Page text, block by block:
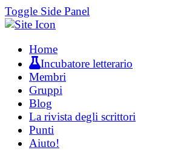
Toggle Side Panel
Home
Incubatore letterario
Membri
Gruppi
Blog
La rivista degli scrittori
Punti
Aiuto!